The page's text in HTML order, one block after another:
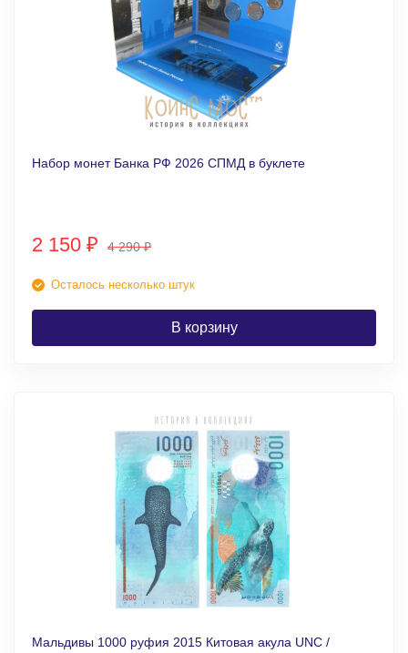
Набор монет Банка РФ 2026 СПМД в буклете
2 150 ₽ 4 290₽
Осталось несколько штук
В корзину
Мальдивы 1000 руфия 2015 Китовая акула UNC /